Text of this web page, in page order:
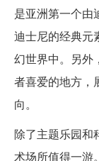
是亚洲第一个由
迪士尼的经典元
幻世界中。另外
者喜爱的地方，
向。
除了主题乐园和
术场所值得一游